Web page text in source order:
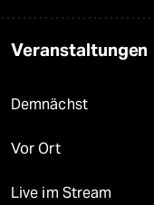
Veranstaltungen
Demnächst
Vor Ort
Live im Stream